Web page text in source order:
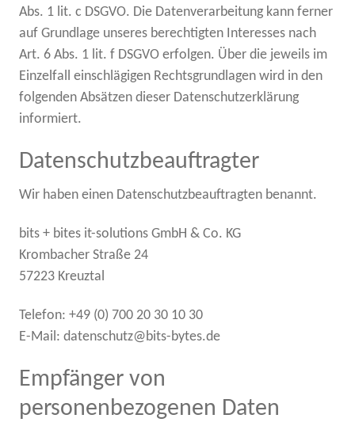
Abs. 1 lit. c DSGVO. Die Datenverarbeitung kann ferner
auf Grundlage unseres berechtigten Interesses nach
Art. 6 Abs. 1 lit. f DSGVO erfolgen. Über die jeweils im
Einzelfall einschlägigen Rechtsgrundlagen wird in den
folgenden Absätzen dieser Datenschutzerklärung
informiert.
Datenschutz­beauftragter
Wir haben einen Datenschutzbeauftragten benannt.
bits + bites it-solutions GmbH & Co. KG
Krombacher Straße 24
57223 Kreuztal
Telefon: +49 (0) 700 20 30 10 30
E-Mail: datenschutz@bits-bytes.de
Empfänger von
personenbezogenen Daten